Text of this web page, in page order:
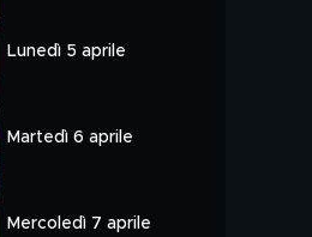
Lunedì 5 aprile
Martedì 6 aprile
Mercoledì 7 aprile